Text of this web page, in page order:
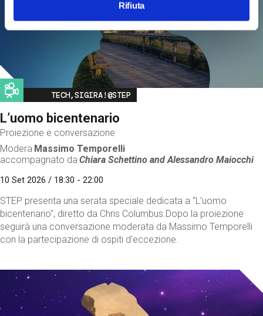
Rifiuta
Image
TECH,SIGIRA!@STEP
L’uomo bicentenario
Proiezione e conversazione
Modera Massimo Temporelli
accompagnato da Chiara Schettino andAlessandro Maiocchi
10 Set 2026 / 18:30 - 22:00
STEP presenta una serata speciale dedicata a "L’uomo
bicentenario", diretto da Chris Columbus.Dopo la proiezione
seguirà una conversazione moderata da Massimo Temporelli
con la partecipazione di ospiti d'eccezione.